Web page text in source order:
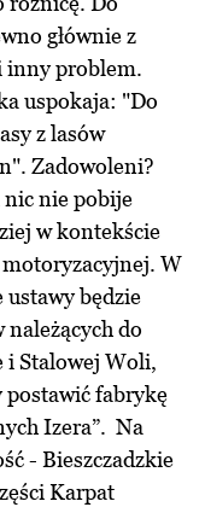
głównie z
inny problem.
uspokaja: "Do
z lasów
Zadowoleni?
nic nie pobije
w kontekście
W
ustawy będzie
do
i Stalowej Woli,
postawić fabrykę
Izera”. Na
- Bieszczadzkie
Karpat